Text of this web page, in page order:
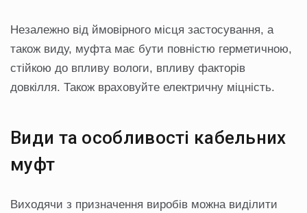
Незалежно від ймовірного місця застосування, а
також виду, муфта має бути повністю герметичною,
стійкою до впливу вологи, впливу факторів
довкілля. Також враховуйте електричну міцність.
Види та особливості кабельних
муфт
Виходячи з призначення виробів можна виділити